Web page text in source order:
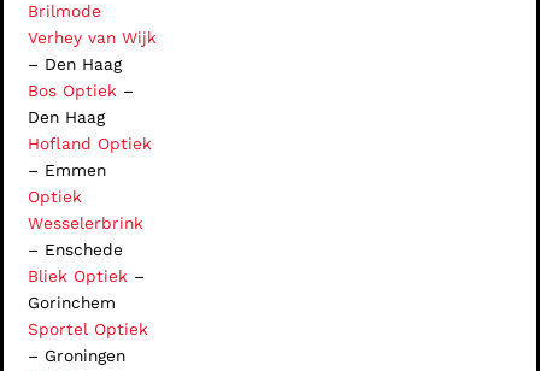
Brilmode
Verhey van Wijk
– Den Haag
Bos Optiek –
Den Haag
Hofland Optiek
– Emmen
Optiek
Wesselerbrink
– Enschede
Bliek Optiek –
Gorinchem
Sportel Optiek
– Groningen